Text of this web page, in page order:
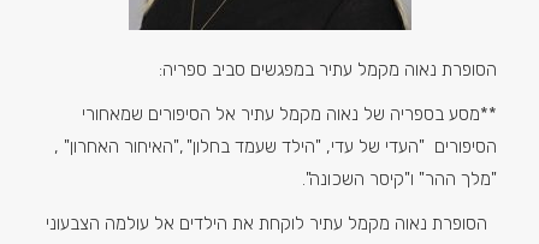
הסופרת נאוה מקמל עתיר במפגשים סביב ספריה:
**מסע בספריה של נאוה מקמל עתיר אל הסיפורים שמאחורי
הסיפורים "העדי של עדי, "הילד שעמד בחלון" ,"האיחור האחרון" ,
"מלך ההר" ו"קיסר השכונה".
הסופרת נאוה מקמל עתיר לוקחת את הילדים אל עולמה הצבעוני